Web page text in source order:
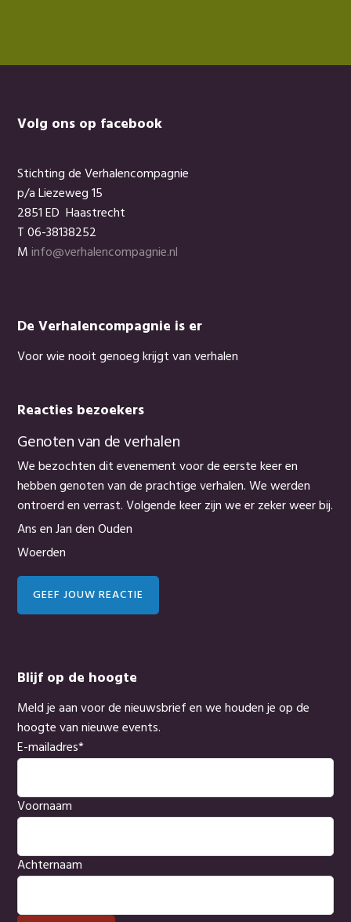
Footer
Volg ons op facebook
Stichting de Verhalencompagnie
p/a Liezeweg 15
2851 ED Haastrecht
T 06-38138252
Minfo@verhalencompagnie.nl
De Verhalencompagnie is er
Voor wie nooit genoeg krijgt van verhalen
Reacties bezoekers
Genoten van de verhalen
We bezochten dit evenement voor de eerste keer en
hebben genoten van de prachtige verhalen. We werden
ontroerd en verrast. Volgende keer zijn we er zeker weer bij.
Ans en Jan den Ouden
Woerden
GEEF JOUW REACTIE
Blijf op de hoogte
Meld je aan voor de nieuwsbrief en we houden je op de
hoogte van nieuwe events.
E-mailadres*
Voornaam
Achternaam